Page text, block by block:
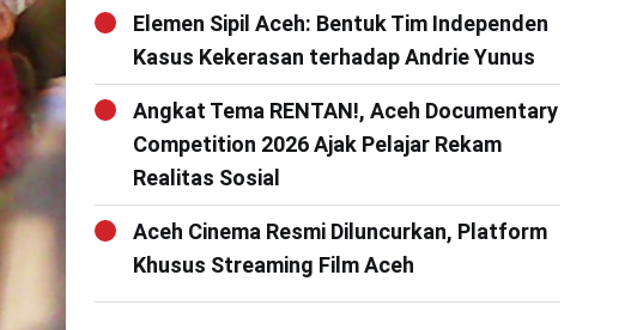
Elemen Sipil Aceh: Bentuk Tim Independen
Kasus Kekerasan terhadap Andrie Yunus
Angkat Tema RENTAN!, Aceh Documentary
Competition 2026 Ajak Pelajar Rekam
Realitas Sosial
Aceh Cinema Resmi Diluncurkan, Platform
Khusus Streaming Film Aceh